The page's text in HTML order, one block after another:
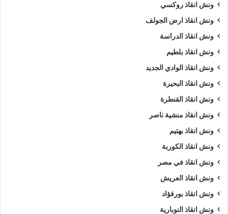
ونش انقاذ روكسي
ونش انقاذ ارض الجولف
ونش انقاذ الدراسة
ونش انقاذ بلطيم
ونش انقاذ الوادي الجديد
ونش انقاذ البحيرة
ونش انقاذ القنطرة
ونش انقاذ منشية ناصر
ونش انقاذ بهتيم
ونش انقاذ الكوربة
ونش انقاذ في مصر
ونش انقاذ العريش
ونش انقاذ بورفؤاد
ونش انقاذ النوبارية